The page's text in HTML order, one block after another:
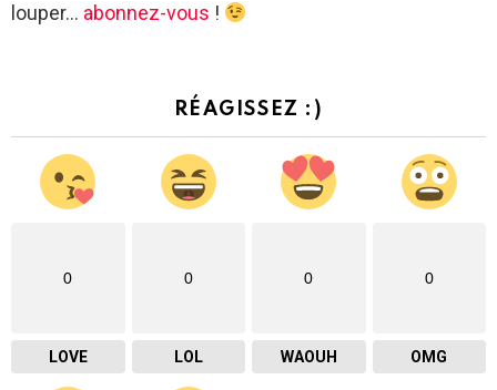
louper… abonnez-vous !
RÉAGISSEZ :)
0
LOVE
0
LOL
0
WAOUH
0
OMG